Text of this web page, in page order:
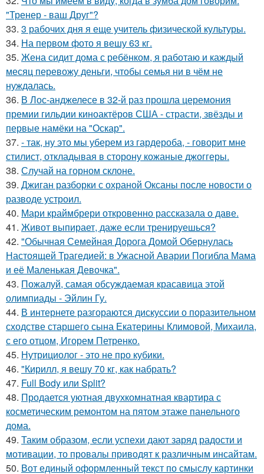
"Тренер - ваш Друг"?
33. 3 рабочих дня я еще учитель физической культуры.
34. На первом фото я вешу 63 кг.
35. Жена сидит дома с ребёнком, я работаю и каждый
месяц перевожу деньги, чтобы семья ни в чём не
нуждалась.
36. В Лос-анджелесе в 32-й раз прошла церемония
премии гильдии киноактёров США - страсти, звёзды и
первые намёки на "Оскар".
37. - так, ну это мы уберем из гардероба, - говорит мне
стилист, откладывая в сторону кожаные джоггеры.
38. Случай на горном склоне.
39. Джиган разборки с охраной Оксаны после новости о
разводе устроил.
40. Мари краймбрери откровенно рассказала о даве.
41. Живот выпирает, даже если тренируешься?
42. "Обычная Семейная Дорога Домой Обернулась
Настоящей Трагедией: в Ужасной Аварии Погибла Мама
и её Маленькая Девочка".
43. Пожалуй, самая обсуждаемая красавица этой
олимпиады - Эйлин Гу.
44. В интернете разгораются дискуссии о поразительном
сходстве старшего сына Екатерины Климовой, Михаила,
с его отцом, Игорем Петренко.
45. Нутрициолог - это не про кубики.
46. "Кирилл, я вешу 70 кг, как набрать?
47. Full Body или Split?
48. Продается уютная двухкомнатная квартира с
косметическим ремонтом на пятом этаже панельного
дома.
49. Таким образом, если успехи дают заряд радости и
мотивации, то провалы приводят к различным инсайтам.
50. Вот единый оформленный текст по смыслу картинки